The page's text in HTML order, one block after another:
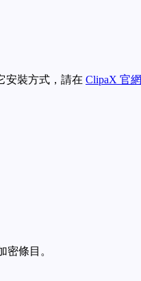
安裝方式，請在 ClipaX 官網
條目。